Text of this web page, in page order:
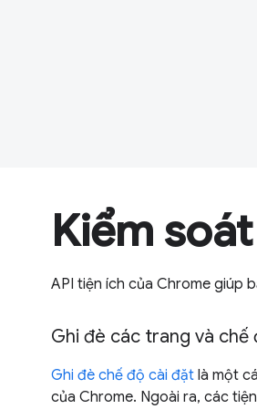
Kiểm
API tiện ích của Chrome giúp
Ghi đè các trang và
Ghi đè chế độ cài đặt là một
của Chrome. Ngoài ra, các